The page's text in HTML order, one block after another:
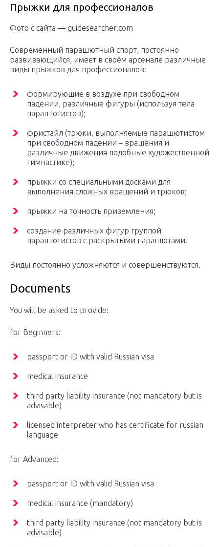
Прыжки для профессионалов
Фото с сайта — guidesearcher.com
Современный парашютный спорт, постоянно
развивающийся, имеет в своём арсенале различные
виды прыжков для профессионалов:
формирующие в воздухе при свободном
падении, различные фигуры (используя тела
парашютистов);
фристайл (трюки, выполняемые парашютистом
при свободном падении – вращения и
различные движения подобные художественной
гимнастике);
прыжки со специальными досками для
выполнения сложных вращений и трюков;
прыжки на точность приземления;
создание различных фигур группой
парашютистов с раскрытыми парашютами.
Виды постоянно усложняются и совершенствуются.
Documents
You will be asked to provide:
for Beginners:
passport or ID with valid Russian visa
medical insurance
third party liability insurance (not mandatory but is
advisable)
licensed interpreter who has certificate for russian
language
for Advanced:
passport or ID with valid Russian visa
medical insurance (mandatory)
third party liability insurance (not mandatory but is
advisable)